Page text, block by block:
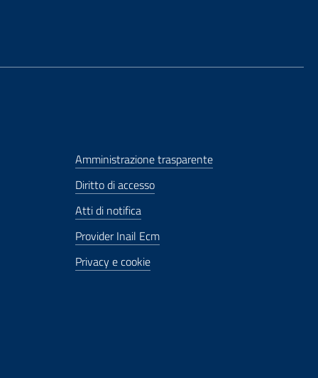
Amministrazione trasparente
Diritto di accesso
Atti di notifica
Provider Inail Ecm
Privacy e cookie